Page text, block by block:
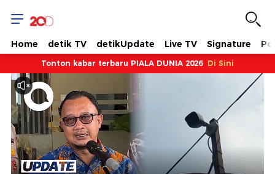
Home detik TV detikUpdate Live TV Signature
Tonton kabar terbaru PIALA DUNIA 2026 Di Sini